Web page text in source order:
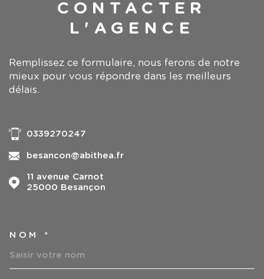
CONTACTER
L'AGENCE
Remplissez ce formulaire, nous ferons de notre
mieux pour vous répondre dans les meilleurs
délais.
0339270247
besancon@abithea.fr
11 avenue Carnot
25000
Besançon
NOM *